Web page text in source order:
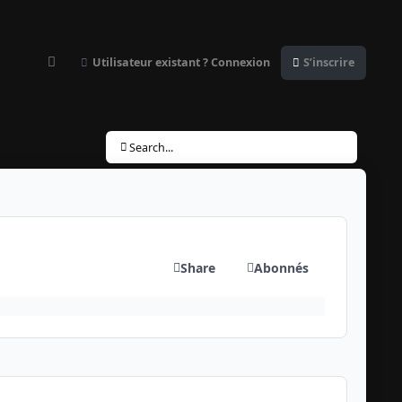
CustomizerUtilisateur existant ? Connexion S’inscrire
Search...
Share Abonnés